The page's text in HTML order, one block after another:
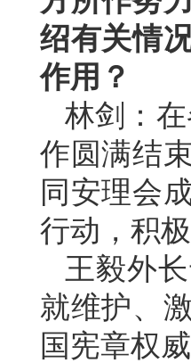
绍有关情
作用？
林剑：
作圆满结
同安理会
行动，积
王毅外
就维护、
国宪章权